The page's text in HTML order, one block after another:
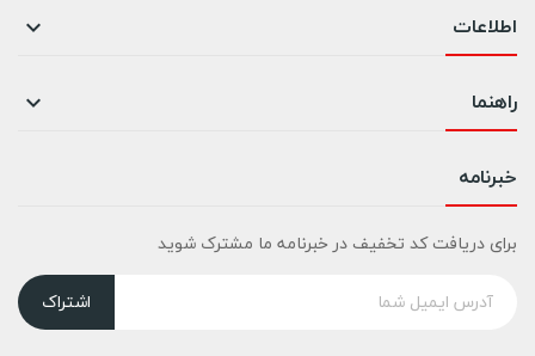
اطلاعات 
راهنما 
خبرنامه
برای دریافت کد تخفیف در خبرنامه ما مشترک شوید
اشتراک